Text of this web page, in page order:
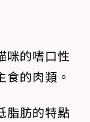
咪的嗜口性
的肉類。
脂肪的特點